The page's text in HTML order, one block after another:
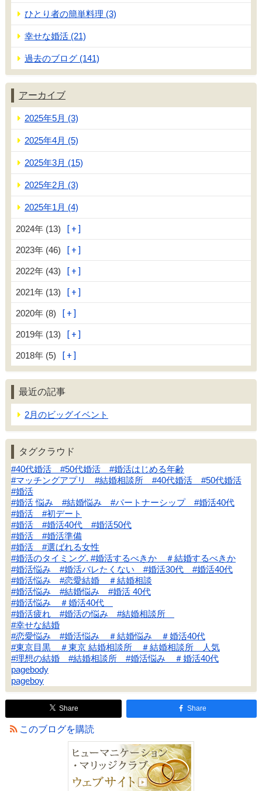
ひとり者の簡単料理 (3)
幸せな婚活 (21)
過去のブログ (141)
アーカイブ
2025年5月 (3)
2025年4月 (5)
2025年3月 (15)
2025年2月 (3)
2025年1月 (4)
2024年 (13)
2023年 (46)
2022年 (43)
2021年 (13)
2020年 (8)
2019年 (13)
2018年 (5)
最近の記事
2月のビッグイベント
タグクラウド
#40代婚活 #50代婚活 #婚活はじめる年齢
#マッチングアプリ #結婚相談所 #40代婚活 #50代婚活
#婚活
#婚活 悩み #結婚悩み #パートナーシップ #婚活40代
#婚活 #初デート
#婚活 #婚活40代 #婚活50代
#婚活 #婚活準備
#婚活 #選ばれる女性
#婚活のタイミング. #婚活するべきか ＃結婚するべきか
#婚活悩み #婚活バレたくない #婚活30代 #婚活40代
#婚活悩み #恋愛結婚 ＃結婚相談
#婚活悩み #結婚悩み #婚活 40代
#婚活悩み ＃婚活40代
#婚活疲れ #婚活の悩み #結婚相談所
#幸せな結婚
#恋愛悩み #婚活悩み ＃結婚悩み ＃婚活40代
#東京目黒 ＃東京 結婚相談所 ＃結婚相談所 人気
#理想の結婚 #結婚相談所 #婚活悩み ＃婚活40代
pagebody
pageboy
Share Share
このブログを購読